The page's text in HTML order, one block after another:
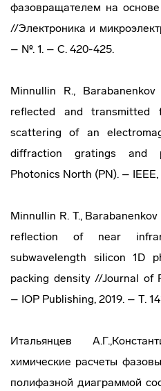
фазовращателем на
//Электроника и
– №. 1. – С. 420-425.
Minnullin R.,
reflected and
scattering of an
diffraction gratings and
Photonics North (PN). – IEEE,
Minnullin R. T.,
reflection of near
subwavelength silicon 1D
packing density //Journal of
– IOP Publishing, 2019. – Т.
Итальянцев
химические расчеты
полифазной диаграммой